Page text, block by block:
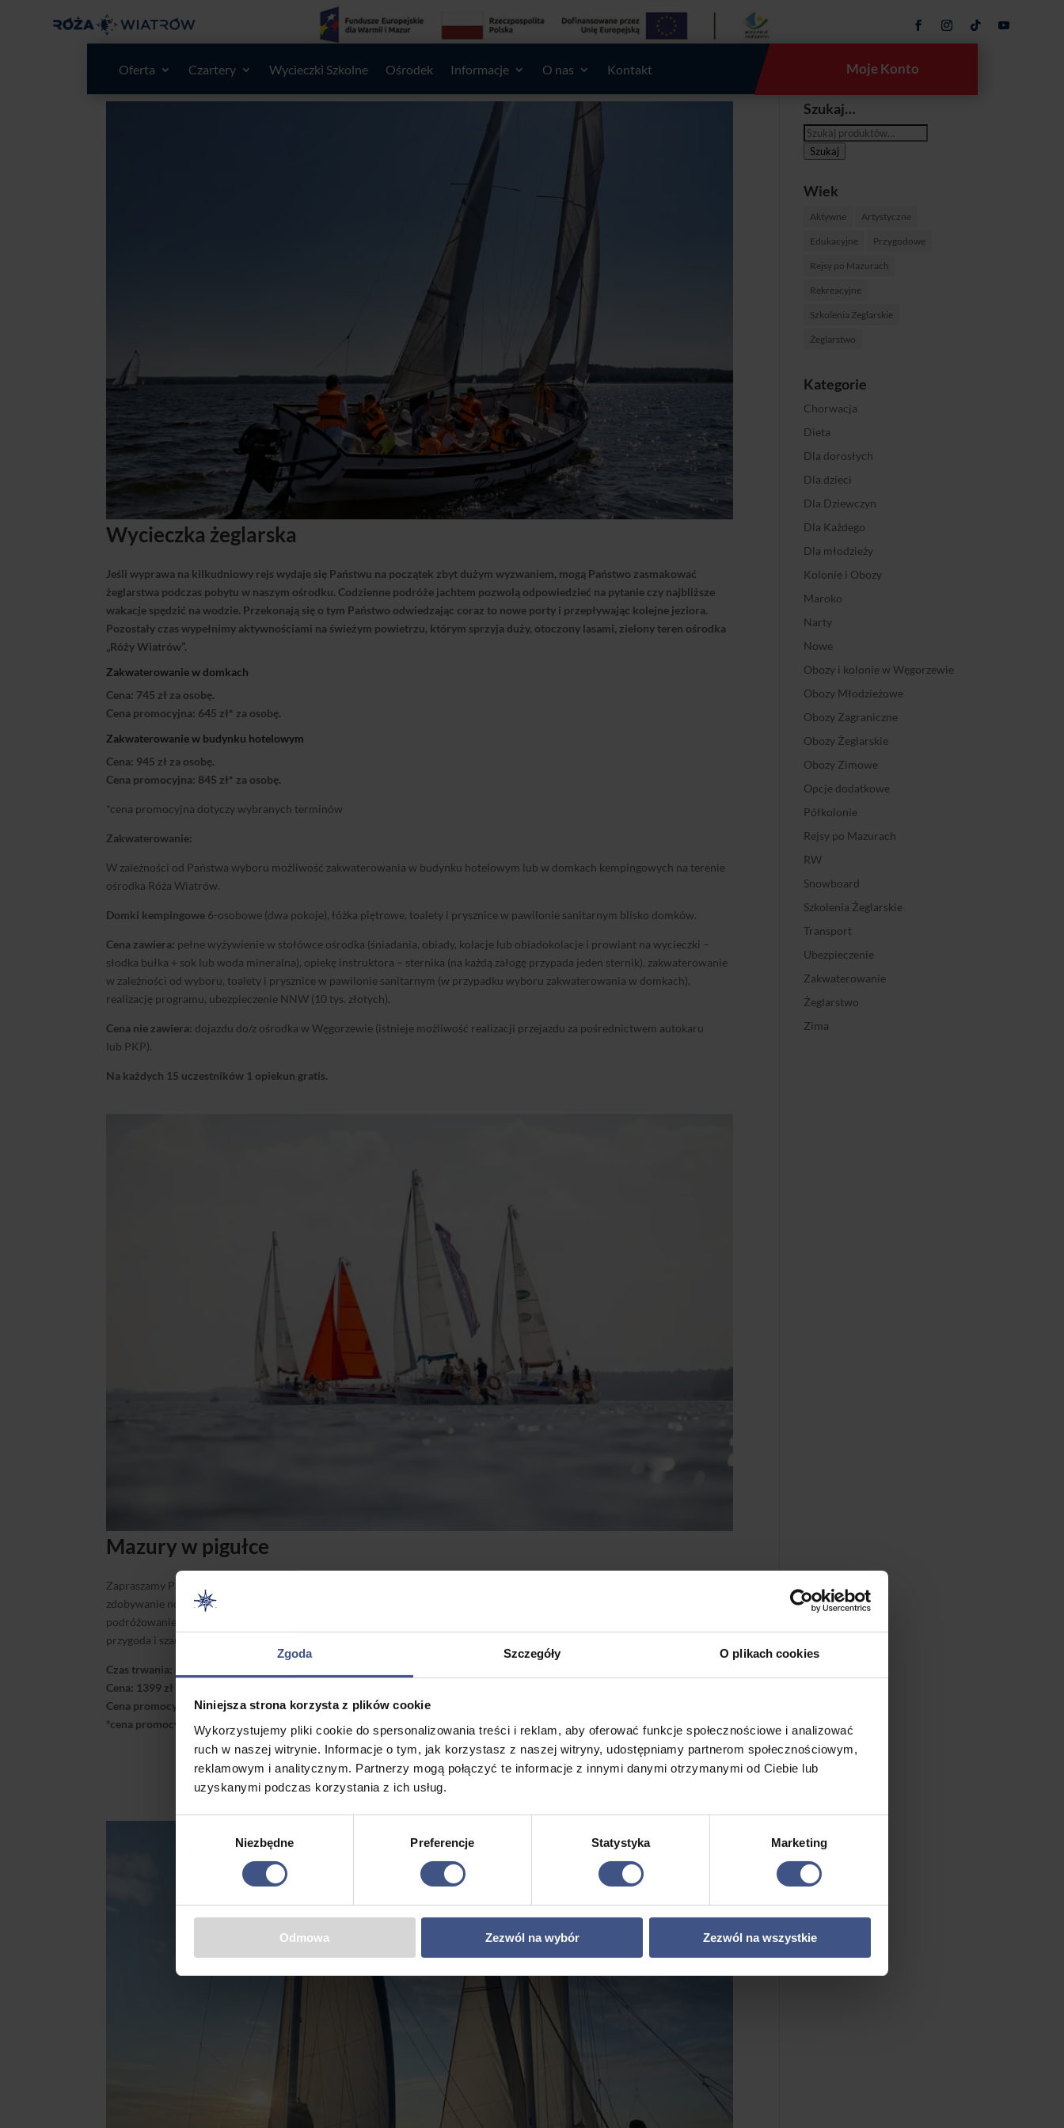
Zgoda Szczegóły O plikach cookies
Niniejsza strona korzysta z plików cookie
Wykorzystujemy pliki cookie do spersonalizowania treści i reklam, aby oferować funkcje społecznościowe i analizować
ruch w naszej witrynie. Informacje o tym, jak korzystasz z naszej witryny, udostępniamy partnerom społecznościowym,
reklamowym i analitycznym. Partnerzy mogą połączyć te informacje z innymi danymi otrzymanymi od Ciebie lub
uzyskanymi podczas korzystania z ich usług.
Wybór
Niezbędne Preferencje Statystyka Marketing
Odmowa Zezwól na wybór Zezwól na wszystkie
Oferta Czartery Wycieczki Szkolne Ośrodek Informacje O nas Kontakt Moje Konto
Wycieczka żeglarska
Jeśli wyprawa na kilkudniowy rejs wydaje się Państwu na początek zbyt dużym wyzwaniem, mogą Państwo zasmakować
żeglarstwa podczas pobytu w naszym ośrodku. Codzienne podróże jachtem pozwolą odpowiedzieć na pytanie czy najbliższe
wakacje spędzić na wodzie. Przekonają się o tym Państwo odwiedzając coraz to nowe porty i przepływając kolejne jeziora.
Pozostały czas wypełnimy aktywnościami na świeżym powietrzu, którym sprzyja duży, otoczony lasami, zielony teren ośrodka
„Róży Wiatrów”.
Zakwaterowanie w domkach
Cena: 745 zł za osobę.
Cena promocyjna: 645 zł* za osobę.
Zakwaterowanie w budynku hotelowym
Cena: 945 zł za osobę.
Cena promocyjna: 845 zł* za osobę.
*cena promocyjna dotyczy wybranych terminów
Zakwaterowanie:
W zależności od Państwa wyboru możliwość zakwaterowania w budynku hotelowym lub w domkach kempingowych na terenie
ośrodka Róża Wiatrów.
Domki kempingowe 6-osobowe (dwa pokoje), łóżka piętrowe, toalety i prysznice w pawilonie sanitarnym blisko domków.
Cena zawiera: pełne wyżywienie w stołówce ośrodka (śniadania, obiady, kolacje lub obiadokolacje i prowiant na wycieczki –
słodka bułka + sok lub woda mineralna), opiekę instruktora – sternika (na każdą załogę przypada jeden sternik), zakwaterowanie
w zależności od wyboru, toalety i prysznice w pawilonie sanitarnym (w przypadku wyboru zakwaterowania w domkach),
realizację programu, ubezpieczenie NNW (10 tys. złotych).
Cena nie zawiera: dojazdu do/z ośrodka w Węgorzewie (istnieje możliwość realizacji przejazdu za pośrednictwem autokaru
lub PKP).
Na każdych 15 uczestników 1 opiekun gratis.
Mazury w pigułce
Zapraszamy Państwa na rejs żeglarski po szlaku Wielkich Jezior. Żeglarstwo to nie tylko rekreacja, ale też sposób na rozwój i
zdobywanie nowych umiejętności – to prawdziwa szkoła charakterów. Połączenie kontaktu z dziką naturą z komfortowym
podróżowaniem zapewnia adrenalinę, pozostając jednocześnie bezpieczną formą spędzania czasu. Każdy dzień rejsu to nowa
przygoda i szansa na spojrzenie na świat z innej perspektywy.
Czas trwania: 8 dni.
Cena: 1399 zł za osobę.
Cena promocyjna: 1299 zł za osobę.
*cena promocyjna dotyczy wybranych terminów
Szukaj…
Szukaj:
Szukaj
Wiek
Aktywne Artystyczne
Edukacyjne Przygodowe
Rejsy po Mazurach
Rekreacyjne
Szkolenia Żeglarskie
Żeglarstwo
Kategorie
Chorwacja
Dieta
Dla dorosłych
Dla dzieci
Dla Dziewczyn
Dla Każdego
Dla młodzieży
Kolonie i Obozy
Maroko
Narty
Nowe
Obozy i kolonie w Węgorzewie
Obozy Młodzieżowe
Obozy Zagraniczne
Obozy Żeglarskie
Obozy Zimowe
Opcje dodatkowe
Półkolonie
Rejsy po Mazurach
RW
Snowboard
Szkolenia Żeglarskie
Transport
Ubezpieczenie
Zakwaterowanie
Żeglarstwo
Zima